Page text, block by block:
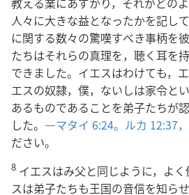
人々に大きな益となったかを記し
に関する数々の驚嘆すべき事柄を
たちはそれらの真理を，聴く耳を
できました。イエスはわけても，
エスの奴隷，僕，ないしは家令と
あるものであることを弟子たちが
した。―マタイ 6:24。 ルカ 12:37，
ださい。
8 イエスはみ父と同じように，よ
スは弟子たちも王国の音信を知ら